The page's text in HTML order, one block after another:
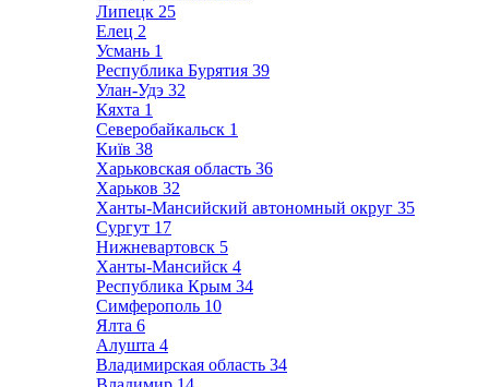
Липецк 25
Елец 2
Усмань 1
Республика Бурятия 39
Улан-Удэ 32
Кяхта 1
Северобайкальск 1
Київ 38
Харьковская область 36
Харьков 32
Ханты-Мансийский автономный округ 35
Сургут 17
Нижневартовск 5
Ханты-Мансийск 4
Республика Крым 34
Симферополь 10
Ялта 6
Алушта 4
Владимирская область 34